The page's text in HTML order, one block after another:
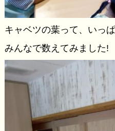
キャベツの葉って、いっ
みんなで数えてみました!